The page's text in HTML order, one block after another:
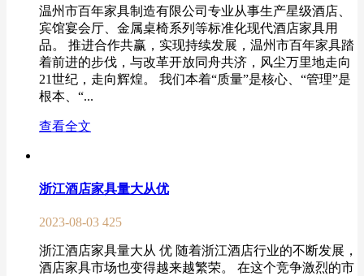
温州市百年家具制造有限公司专业从事生产星级酒店、
宾馆宴会厅、金属桌椅系列等标准化现代酒店家具用
品。 推进合作共赢，实现持续发展，温州市百年家具踏
着前进的步伐，与改革开放同舟共济，风尘万里地走向
21世纪，走向辉煌。 我们本着“质量”是核心、“管理”是
根本、“...
查看全文
浙江酒店家具量大从优
2023-08-03 425
浙江酒店家具量大从 优 随着浙江酒店行业的不断发展，
酒店家具市场也变得越来越繁荣。 在这个竞争激烈的市